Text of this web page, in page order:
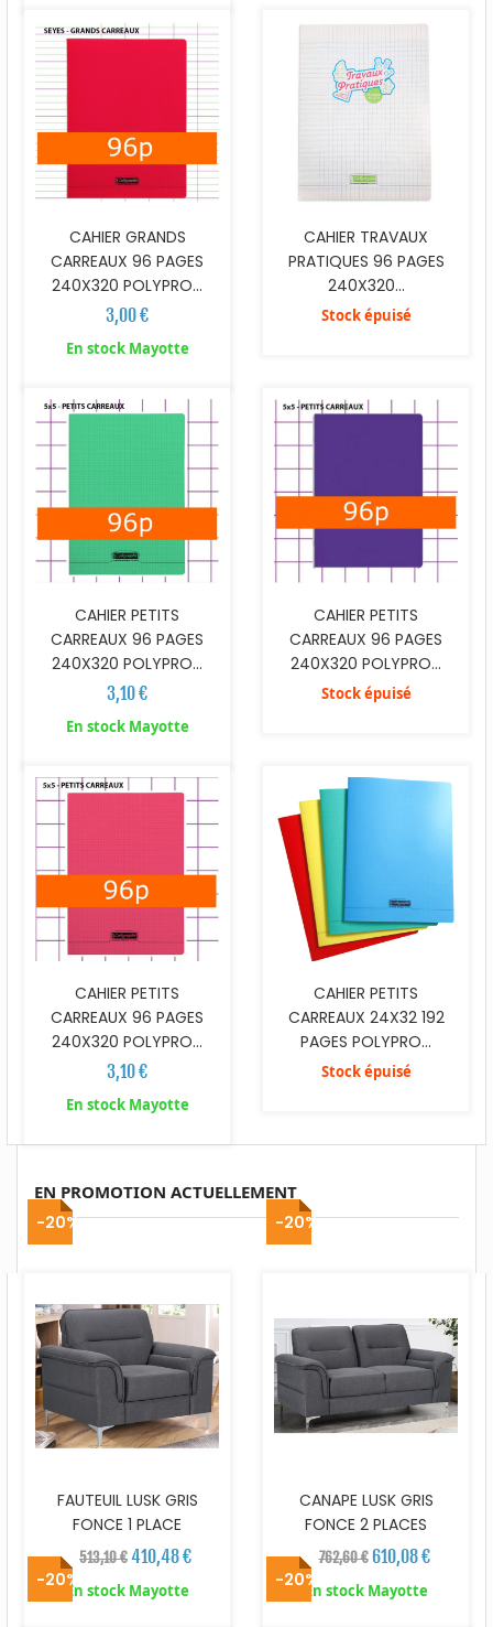
CAHIER GRANDS
CARREAUX 96 PAGES
240X320 POLYPRO...
3,00 €
En stock Mayotte
CAHIER TRAVAUX
PRATIQUES 96 PAGES
240X320...
Stock épuisé
CAHIER PETITS
CARREAUX 96 PAGES
240X320 POLYPRO...
3,10 €
En stock Mayotte
CAHIER PETITS
CARREAUX 96 PAGES
240X320 POLYPRO...
Stock épuisé
CAHIER PETITS
CARREAUX 96 PAGES
240X320 POLYPRO...
3,10 €
En stock Mayotte
CAHIER PETITS
CARREAUX 24X32 192
PAGES POLYPRO...
Stock épuisé
EN PROMOTION ACTUELLEMENT
-20%
FAUTEUIL LUSK GRIS
FONCE 1 PLACE
513,10 €410,48 €
En stock Mayotte
-20%
CANAPE LUSK GRIS
FONCE 2 PLACES
762,60 € 610,08 €
En stock Mayotte
-20% -20%